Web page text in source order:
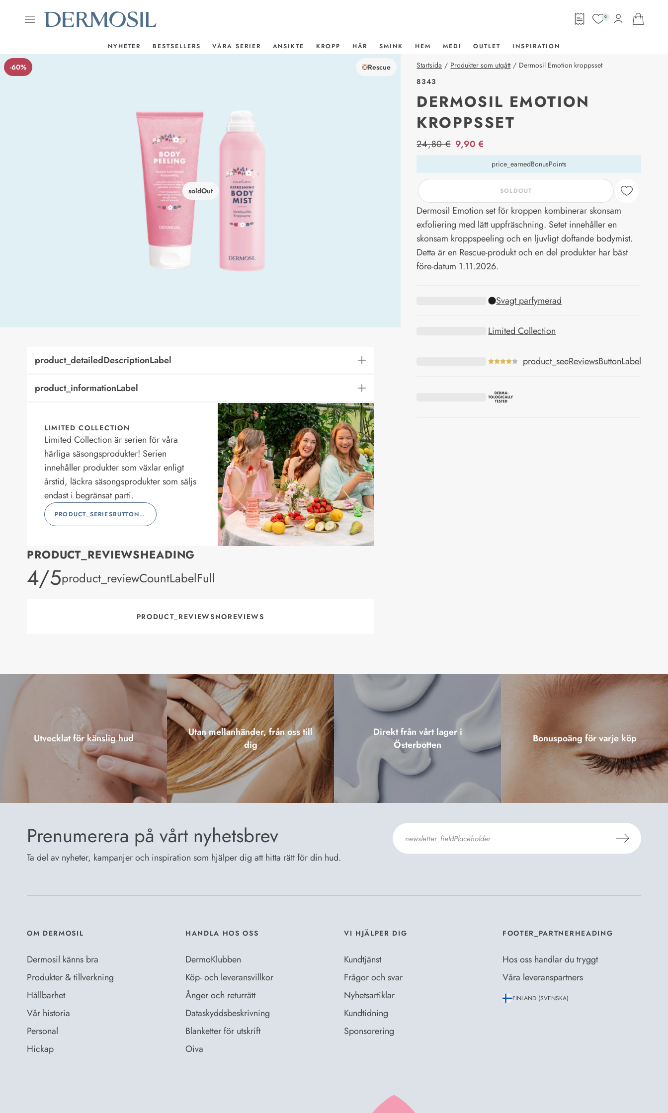
0
NYHETER BESTSELLERS VÅRA SERIER ANSIKTE KROPP HÅR SMINK HEM MEDI OUTLET INSPIRATION
soldOut
-60% Rescue Startsida / Produkter som utgått / Dermosil Emotion kroppsset
8343
DERMOSIL EMOTION
KROPPSSET
price_label
24,80 € 9,90 €
price_earnedBonusPoints
SOLDOUT
Dermosil Emotion set för kroppen kombinerar skonsam
exfoliering med lätt uppfräschning. Setet innehåller en
skonsam kroppspeeling och en ljuvligt doftande bodymist.
Detta är en Rescue-produkt och en del produkter har bäst
före-datum 1.11.2026.
Svagt parfymerad
Limited Collection
product_seeReviewsButtonLabel
product_detailedDescriptionLabel
product_informationLabel
LIMITED COLLECTION
Limited Collection är serien för våra
härliga säsongsprodukter! Serien
innehåller produkter som växlar enligt
årstid, läckra säsongsprodukter som säljs
endast i begränsat parti.
PRODUCT_SERIESBUTTONLABEL
PRODUCT_REVIEWSHEADING
product_rating
4/5product_reviewCountLabelFull
PRODUCT_REVIEWSNOREVIEWS
Utvecklat för känslig hud
Utan mellanhänder, från oss till
dig
Direkt från vårt lager i
Österbotten
Bonuspoäng för varje köp
Prenumerera på vårt nyhetsbrev
Ta del av nyheter, kampanjer och inspiration som hjälper dig att hitta rätt för din hud.
OM DERMOSIL
Dermosil känns bra
Produkter & tillverkning
Hållbarhet
Vår historia
Personal
Hickap
HANDLA HOS OSS
DermoKlubben
Köp- och leveransvillkor
Ånger och returrätt
Dataskyddsbeskrivning
Blanketter för utskrift
Oiva
VI HJÄLPER DIG
Kundtjänst
Frågor och svar
Nyhetsartiklar
Kundtidning
Sponsorering
FOOTER_PARTNERHEADING
Hos oss handlar du tryggt
Våra leveranspartners
FINLAND (SVENSKA)